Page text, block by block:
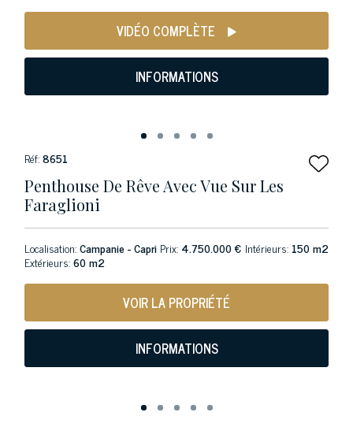
VIDÉO COMPLÈTE
INFORMATIONS
Réf:8651
Penthouse De Rêve Avec Vue Sur Les
Faraglioni
Localisation:Campanie - Capri Prix: 4.750.000 € Intérieurs: 150 m2
Extérieurs:60 m2
VOIR LA PROPRIÉTÉ
INFORMATIONS